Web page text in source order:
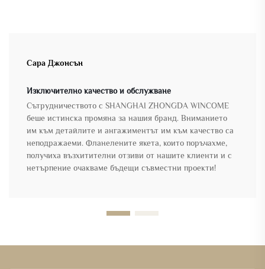
Сара Джонсън
Изключително качество и обслужване
Сътрудничеството с SHANGHAI ZHONGDA WINCOME
беше истинска промяна за нашия бранд. Вниманието
им към детайлите и ангажиментът им към качество са
неподражаеми. Фланелените якета, които поръчахме,
получиха възхитителни отзиви от нашите клиенти и с
нетърпение очакваме бъдещи съвместни проекти!